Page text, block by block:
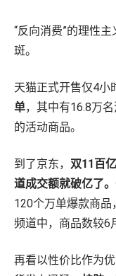
“反向消费”的理性
斑。
天猫正式开售仅4小
单，其中有16.8万
的活动商品。
到了京东， 双11百
道成交额就破亿了。
120个万单爆款商
频道中，商品数较6
再看以性价比作为